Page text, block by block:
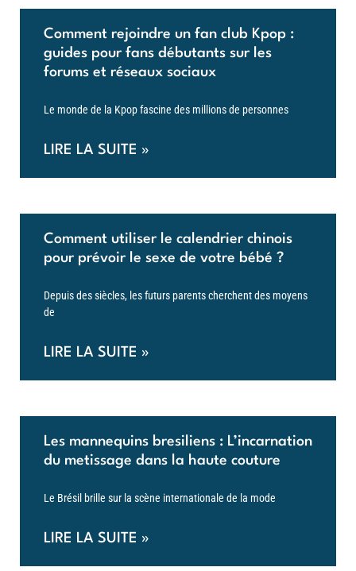
Comment rejoindre un fan club Kpop :
guides pour fans débutants sur les
forums et réseaux sociaux
Le monde de la Kpop fascine des millions de personnes
LIRE LA SUITE »
Comment utiliser le calendrier chinois
pour prévoir le sexe de votre bébé ?
Depuis des siècles, les futurs parents cherchent des moyens
de
LIRE LA SUITE »
Les mannequins bresiliens : L’incarnation
du metissage dans la haute couture
Le Brésil brille sur la scène internationale de la mode
LIRE LA SUITE »